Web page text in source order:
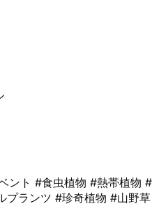
ント #食虫植物 #熱帯植物
プランツ #珍奇植物 #山野草